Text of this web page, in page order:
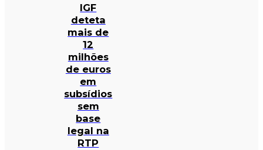
IGF
deteta
mais de
12
milhões
de euros
em
subsídios
sem
base
legal na
RTP